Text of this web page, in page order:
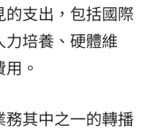
支出，包括國際
培養、硬體維
。
其中之一的轉播